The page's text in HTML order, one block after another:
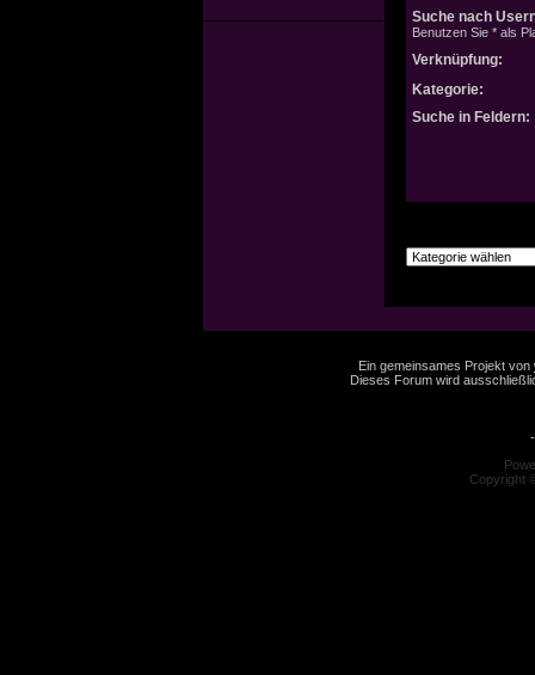
Suche nach
Benutzen Sie * als
Verknüpfung:
Kategorie:
Suche in Feldern:
Ein gemeinsames Projekt von
Dieses Forum wird
Copyright